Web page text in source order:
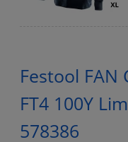
Festool FAN
FT4 100Y
578386